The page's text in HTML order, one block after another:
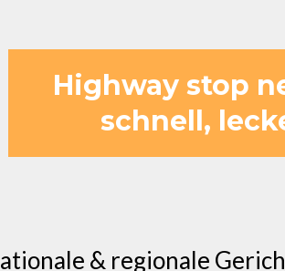
Highway stop
schnell,
& regionale